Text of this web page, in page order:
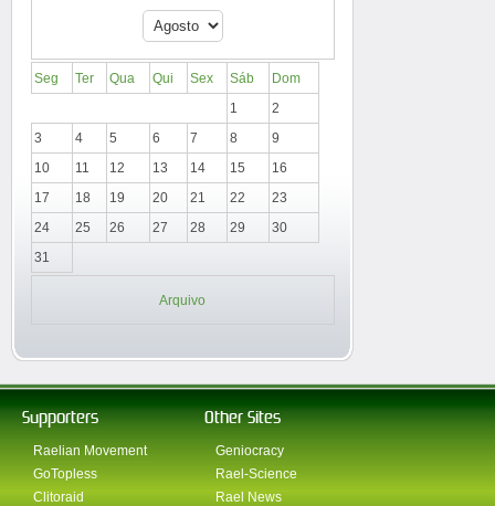
Seg Ter Qua Qui Sex Sáb
Dom
1
2
3
4 5 6 7 8
9
10
11 12 13 14 15
16
17
18 19 20 21 22
23
24
25 26 27 28 29
30
31
Arquivo
Supporters
Raelian Movement
GoTopless
Clitoraid
Other Sites
Geniocracy
Rael-Science
Rael News